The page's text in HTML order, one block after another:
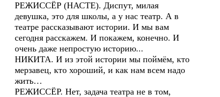
РЕЖИССЁР (НАСТЕ). Диспут, милая
девушка, это для школы, а у нас театр. А в
театре рассказывают истории. И мы вам
сегодня расскажем. И покажем, конечно. И
очень даже непростую историю...
НИКИТА. И из этой истории мы поймём, кто
мерзавец, кто хороший, и как нам всем надо
жить…
РЕЖИССЁР. Нет, задача театра не в том,